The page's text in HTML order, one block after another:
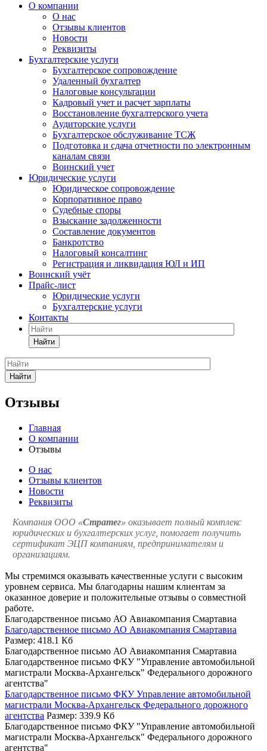
О компании
О нас
Отзывы клиентов
Новости
Реквизиты
Бухгалтерские услуги
Бухгалтерское сопровождение
Удаленный бухгалтер
Налоговые консультации
Кадровый учет и расчет зарплаты
Восстановление бухгалтерского учета
Аудиторские услуги
Бухгалтерское обслуживание ТСЖ
Подготовка и сдача отчетности по электронным
каналам связи
Воинский учет
Юридические услуги
Юридическое сопровождение
Корпоративное право
Судебные споры
Взыскание задолженности
Составление документов
Банкротство
Налоговый консалтинг
Регистрация и ликвидация ЮЛ и ИП
Воинский учёт
Прайс-лист
Юридические услуги
Бухгалтерские услуги
Контакты
Найти
Найти
Отзывы
Главная
О компании
Отзывы
О нас
Отзывы клиентов
Новости
Реквизиты
Компания ООО «Стратег» оказывает полный комплекс
юридических и бухгалтерских услуг, помогает получить
сертификат ЭЦП компаниям, предпринимателям и
организациям.
Мы стремимся оказывать качественные услуги с высоким
уровнем сервиса. Мы благодарны нашим клиентам за
оказанное доверие и положительные отзывы о совместной
работе.
Благодарственное письмо АО Авиакомпания Смартавиа
Благодарственное письмо АО Авиакомпания Смартавиа
Размер: 418.1 Кб
Благодарственное письмо АО Авиакомпания Смартавиа
Благодарственное письмо ФКУ "Управление автомобильной
магистрали Москва-Архангельск" Федерального дорожного
агентства"
Благодарственное письмо ФКУ Управление автомобильной
магистрали Москва-Архангельск Федерального дорожного
агентства Размер: 339.9 Кб
Благодарственное письмо ФКУ "Управление автомобильной
магистрали Москва-Архангельск" Федерального дорожного
агентства"